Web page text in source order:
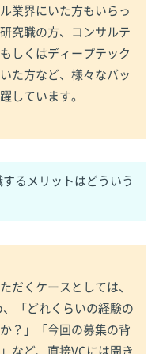
業界にいた方もいらっ
究職の方、コンサルテ
しくはディープテック
た方など、様々なバッ
しています。
るメリットはどういう
だくケースとしては、
「どれくらいの経験の
？」「今回の募集の背
など、直接VCには聞き